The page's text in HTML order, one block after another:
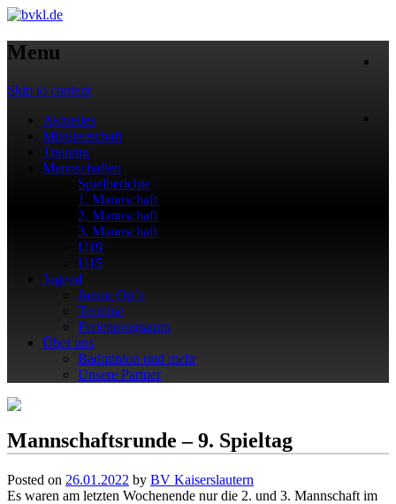
Menu
Skip to content
Aktuelles
Mitgliedschaft
Training
Mannschaften
Spielberichte
1. Mannschaft
2. Mannschaft
3. Mannschaft
U19
U15
Jugend
Junior Op’n
Termine
Ferienprogramm
Über uns
Badminton und mehr
Unsere Partner
Mannschaftsrunde – 9. Spieltag
Posted on 26.01.2022 by BV Kaiserslautern
Es waren am letzten Wochenende nur die 2. und 3. Mannschaft im